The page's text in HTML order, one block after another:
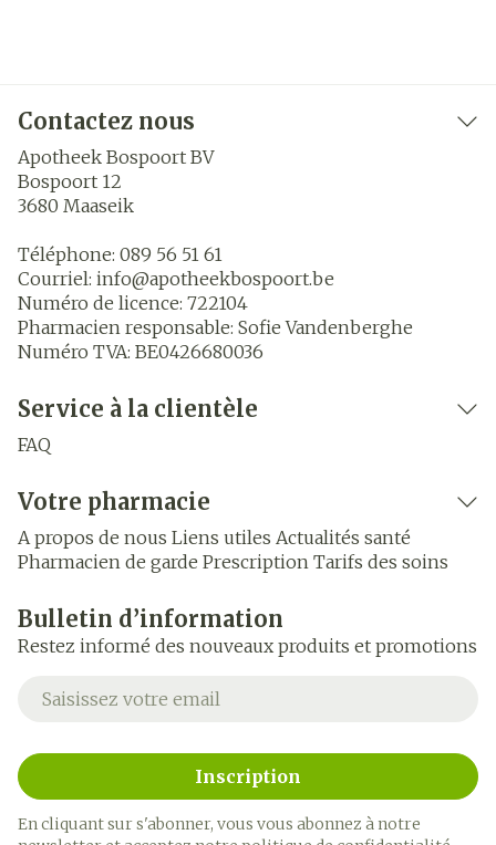
Contactez nous
Apotheek Bospoort BV
Bospoort 12
3680 Maaseik
Téléphone: 089 56 51 61
Courriel: info@apotheekbospoort.be
Numéro de licence: 722104
Pharmacien responsable: Sofie Vandenberghe
Numéro TVA: BE0426680036
Service à la clientèle
FAQ
Votre pharmacie
A propos de nous Liens utiles Actualités santé
Pharmacien de garde Prescription Tarifs des soins
Bulletin d’information
Restez informé des nouveaux produits et promotions
Adresse mail
Inscription
En cliquant sur s'abonner, vous vous abonnez à notre